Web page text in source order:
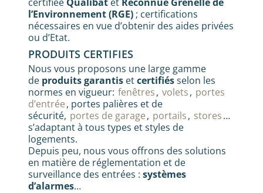
l’Environnement (RGE) ; certifications
nécessaires en vue d’obtenir des aides privées
ou d’Etat.
PRODUITS CERTIFIES
Nous vous proposons une large gamme
de produits garantis etcertifiésselon les
normes en vigueur: fenêtres, volets, portes
d’entrée, portes palières et de
sécurité, portes de garage, portails, stores…
s’adaptant à tous types et styles de
logements.
Depuis peu, nous vous offrons des solutions
en matière de réglementation et de
surveillance des entrées : systèmes
d’alarmes…